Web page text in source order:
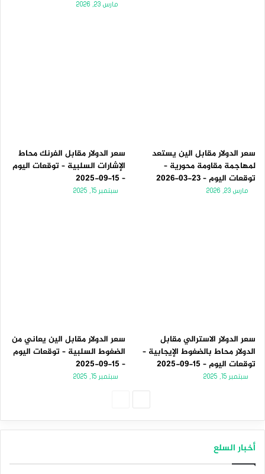
مارس 23, 2026
سعر الدولار مقابل الين يستعد
لمهاجمة مقاومة محورية –
توقعات اليوم – 23-03-2026
مارس 23, 2026
سعر الدولار مقابل الفرنك محاط
الإشارات السلبية – توقعات اليوم
– 15-09-2025
سبتمبر 15, 2025
سعر الدولار الاسترالي مقابل
الدولار محاط بالضغوط الإيجابية –
توقعات اليوم – 15-09-2025
سبتمبر 15, 2025
سعر الدولار مقابل الين يعاني من
الضغوط السلبية – توقعات اليوم
– 15-09-2025
سبتمبر 15, 2025
أخبار السلع